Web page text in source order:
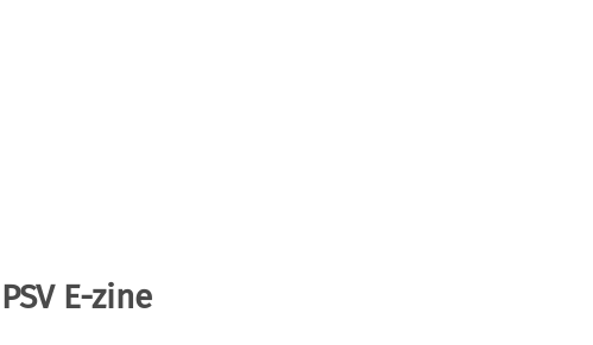
PSV E-zine